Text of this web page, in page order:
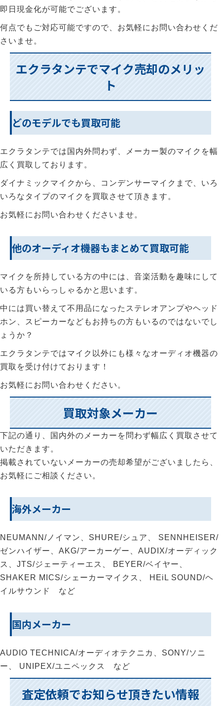
即日現金化が可能でございます。
何点でもご対応可能ですので、お気軽にお問い合わせくだ
さいませ。
エクラタンテでマイク売却のメリッ
ト
どのモデルでも買取可能
エクラタンテでは国内外問わず、メーカー製のマイクを幅
広く買取しております。
ダイナミックマイクから、コンデンサーマイクまで、いろ
いろなタイプのマイクを買取させて頂きます。
お気軽にお問い合わせくださいませ。
他のオーディオ機器もまとめて買取可能
マイクを所持している方の中には、音楽活動を趣味にして
いる方もいらっしゃるかと思います。
中には買い替えて不用品になったステレオアンプやヘッド
ホン、スピーカーなどもお持ちの方もいるのではないでし
ょうか？
エクラタンテではマイク以外にも様々なオーディオ機器の
買取を受け付けております！
お気軽にお問い合わせください。
買取対象メーカー
下記の通り、国内外のメーカーを問わず幅広く買取させて
いただきます。
掲載されていないメーカーの売却希望がございましたら、
お気軽にご相談ください。
海外メーカー
NEUMANN/ノイマン、SHURE/シュア、 SENNHEISER/
ゼンハイザー、AKG/アーカーゲー、AUDIX/オーディック
ス、JTS/ジェーティーエス、 BEYER/ベイヤー、
SHAKER MICS/シェーカーマイクス、 HEiL SOUND/ヘ
イルサウンド など
国内メーカー
AUDIO TECHNICA/オーディオテクニカ、SONY/ソニ
ー、 UNIPEX/ユニペックス など
査定依頼でお知らせ頂きたい情報